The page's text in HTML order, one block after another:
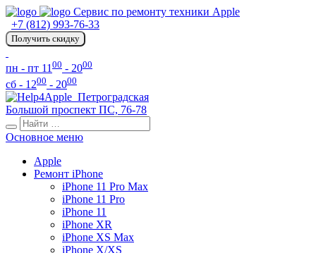
Сервис по ремонту техники Apple
+7 (812) 993-76-33
Получить скидку
пн - пт 11 00 - 2000
сб - 1200 - 2000
Петроградская
Большой проспект ПС, 76-78
Основное меню
Apple
Ремонт iPhone
iPhone 11 Pro Max
iPhone 11 Pro
iPhone 11
iPhone XR
iPhone XS Max
iPhone X/XS